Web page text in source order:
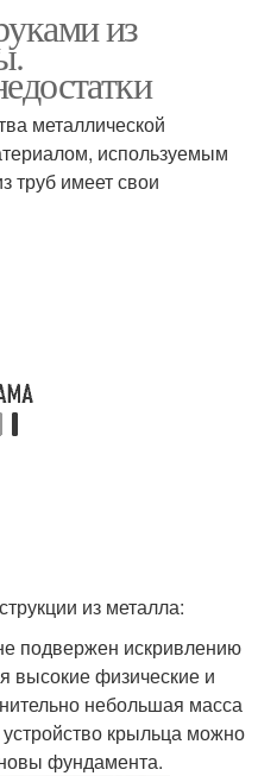
трубы
Трубы на кладбище
из
металлической
используемым
труб имеет свои
из металла:
подвержен искривлению
физические и
небольшая масса
крыльца можно
фундамента.